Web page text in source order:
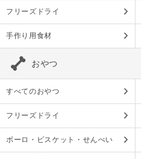
フリーズドライ
手作り用食材
おやつ
すべてのおやつ
フリーズドライ
ボーロ・ビスケット・せんべい